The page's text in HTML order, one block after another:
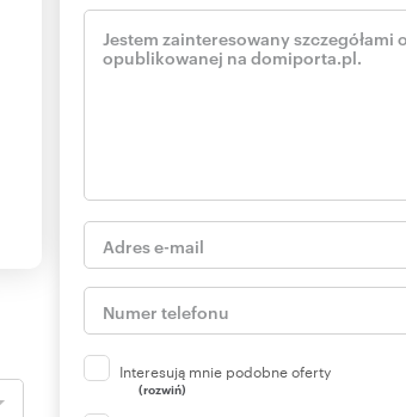
Interesują mnie podobne oferty
(rozwiń)